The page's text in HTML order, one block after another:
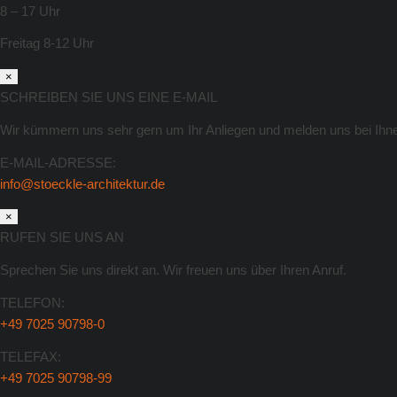
8 – 17 Uhr
Freitag 8-12 Uhr
×
SCHREIBEN SIE UNS EINE E-MAIL
Wir kümmern uns sehr gern um Ihr Anliegen und melden uns bei
E-MAIL-ADRESSE:
info@stoeckle-architektur.de
×
RUFEN SIE UNS AN
Sprechen Sie uns direkt an. Wir freuen uns über Ihren Anruf.
TELEFON:
+49 7025 90798-0
TELEFAX:
+49 7025 90798-99